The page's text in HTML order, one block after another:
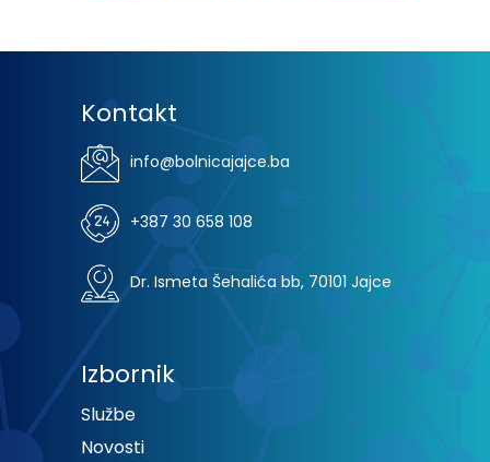
Kontakt
info@bolnicajajce.ba
+387 30 658 108
Dr. Ismeta Šehalića bb, 70101 Jajce
Izbornik
Službe
Novosti